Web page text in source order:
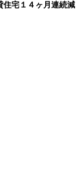
宅１４ヶ月連続減